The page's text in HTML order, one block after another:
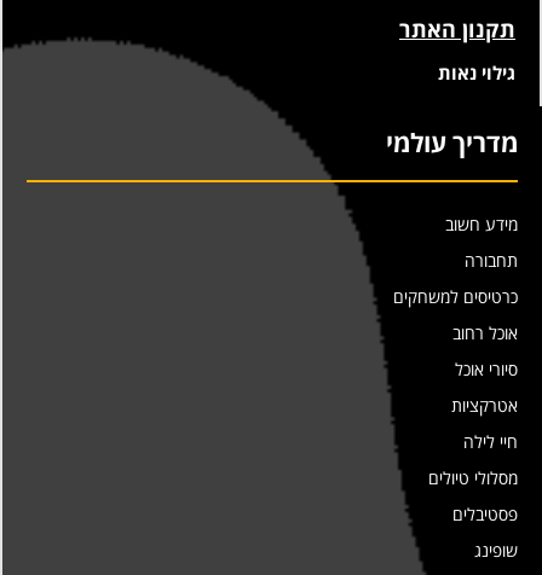
תקנון האתר
גילוי נאות
מדריך עולמי
מידע חשוב
תחבורה
כרטיסים למשחקים
אוכל רחוב
סיורי אוכל
אטרקציות
חיי לילה
מסלולי טיולים
פסטיבלים
שופינג